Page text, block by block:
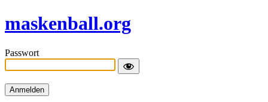
maskenball.org
Passwort